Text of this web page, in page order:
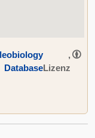
Database
,
Lizenz